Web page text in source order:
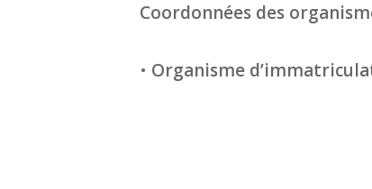
Coordonnées des
• Organisme